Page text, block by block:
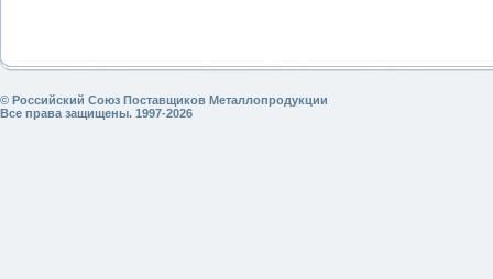
© Российский Союз Поставщиков Металлопродукции
Все права защищены. 1997-2026